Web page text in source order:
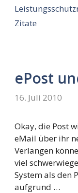
Zitate
ePost
16. Juli 2010
Okay, die Post
eMail über ihr
Verlangen
viel
System als den
aufgrund …